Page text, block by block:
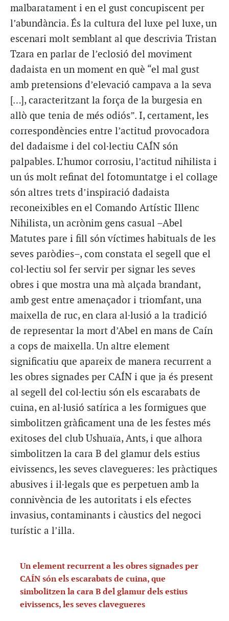
malbaratament i en el gust concupiscent per
l’abundància. És la cultura del luxe pel luxe, un
escenari molt semblant al que descrivia Tristan
Tzara en parlar de l’eclosió del moviment
dadaista en un moment en què “el mal gust
amb pretensions d’elevació campava a la seva
[…], caracteritzant la força de la burgesia en
allò que tenia de més odiós”. I, certament, les
correspondències entre l’actitud provocadora
del dadaisme i del col·lectiu CAÍN són
palpables. L’humor corrosiu, l’actitud nihilista i
un ús molt refinat del fotomuntatge i el collage
són altres trets d’inspiració dadaista
reconeixibles en el Comando Artístic Illenc
Nihilista, un acrònim gens casual –Abel
Matutes pare i fill són víctimes habituals de les
seves paròdies–, com constata el segell que el
col·lectiu sol fer servir per signar les seves
obres i que mostra una mà alçada brandant,
amb gest entre amenaçador i triomfant, una
maixella de ruc, en clara al·lusió a la tradició
de representar la mort d’Abel en mans de Caín
a cops de maixella. Un altre element
significatiu que apareix de manera recurrent a
les obres signades per CAÍN i que ja és present
al segell del col·lectiu són els escarabats de
cuina, en al·lusió satírica a les formigues que
simbolitzen gràficament una de les festes més
exitoses del club Ushuaïa, Ants, i que alhora
simbolitzen la cara B del glamur dels estius
eivissencs, les seves clavegueres: les pràctiques
abusives i il·legals que es perpetuen amb la
connivència de les autoritats i els efectes
invasius, contaminants i càustics del negoci
turístic a l’illa.
Un element recurrent a les obres signades per
CAÍN són els escarabats de cuina, que
simbolitzen la cara B del glamur dels estius
eivissencs, les seves clavegueres